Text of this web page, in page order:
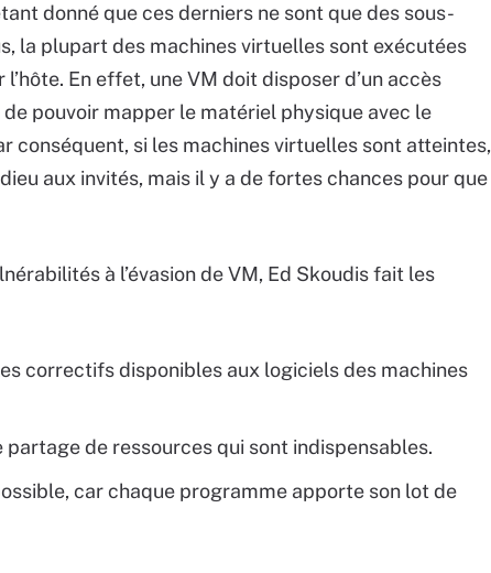
donné que ces derniers ne sont que des sous-
la plupart des machines virtuelles sont exécutées
En effet, une VM doit disposer d’un accès
pouvoir mapper le matériel physique avec le
conséquent, si les machines virtuelles sont atteintes,
aux invités, mais il y a de fortes chances pour que
à l’évasion de VM, Ed Skoudis fait les
correctifs disponibles aux logiciels des machines
de ressources qui sont indispensables.
car chaque programme apporte son lot de